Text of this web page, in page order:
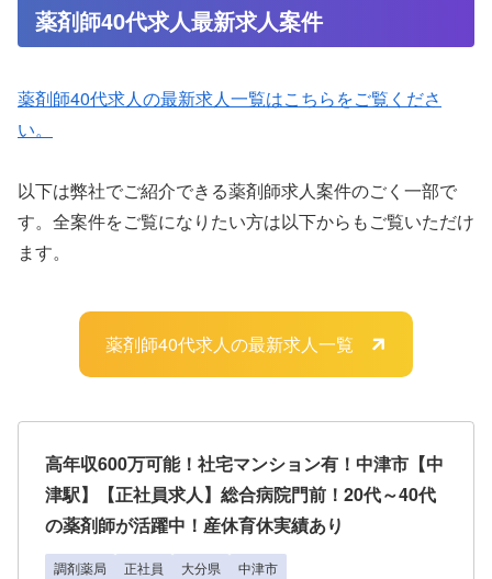
薬剤師40代求人最新求人案件
薬剤師40代求人の最新求人一覧はこちらをご覧くださ
い。
以下は弊社でご紹介できる薬剤師求人案件のごく一部で
す。全案件をご覧になりたい方は以下からもご覧いただけ
ます。
薬剤師40代求人の最新求人一覧
高年収600万可能！社宅マンション有！中津市【中
津駅】【正社員求人】総合病院門前！20代～40代
の薬剤師が活躍中！産休育休実績あり
調剤薬局 正社員 大分県 中津市